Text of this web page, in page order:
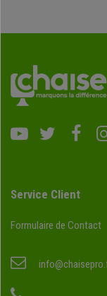
Service Client
Formulaire de Contact